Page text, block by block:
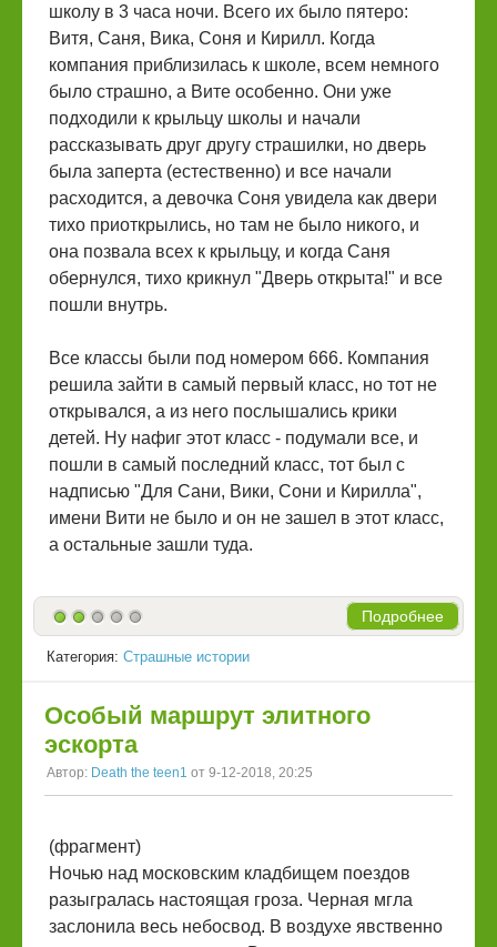
школу в 3 часа ночи. Всего их было пятеро:
Витя, Саня, Вика, Соня и Кирилл. Когда
компания приблизилась к школе, всем немного
было страшно, а Вите особенно. Они уже
подходили к крыльцу школы и начали
рассказывать друг другу страшилки, но дверь
была заперта (естественно) и все начали
расходится, а девочка Соня увидела как двери
тихо приоткрылись, но там не было никого, и
она позвала всех к крыльцу, и когда Саня
обернулся, тихо крикнул "Дверь открыта!" и все
пошли внутрь.
Все классы были под номером 666. Компания
решила зайти в самый первый класс, но тот не
открывался, а из него послышались крики
детей. Ну нафиг этот класс - подумали все, и
пошли в самый последний класс, тот был с
надписью "Для Сани, Вики, Сони и Кирилла",
имени Вити не было и он не зашел в этот класс,
а остальные зашли туда.
Подробнее
Категория: Страшные истории
Особый маршрут элитного
эскорта
Автор: Death the teen1 от 9-12-2018, 20:25
(фрагмент)
Ночью над московским кладбищем поездов
разыгралась настоящая гроза. Черная мгла
заслонила весь небосвод. В воздухе явственно